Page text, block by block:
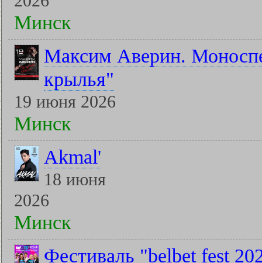
Минск
Максим Аверин.
крылья"
19 июня 2026
Минск
Akmal'
18 июня
2026
Минск
Фестиваль "belbet fest